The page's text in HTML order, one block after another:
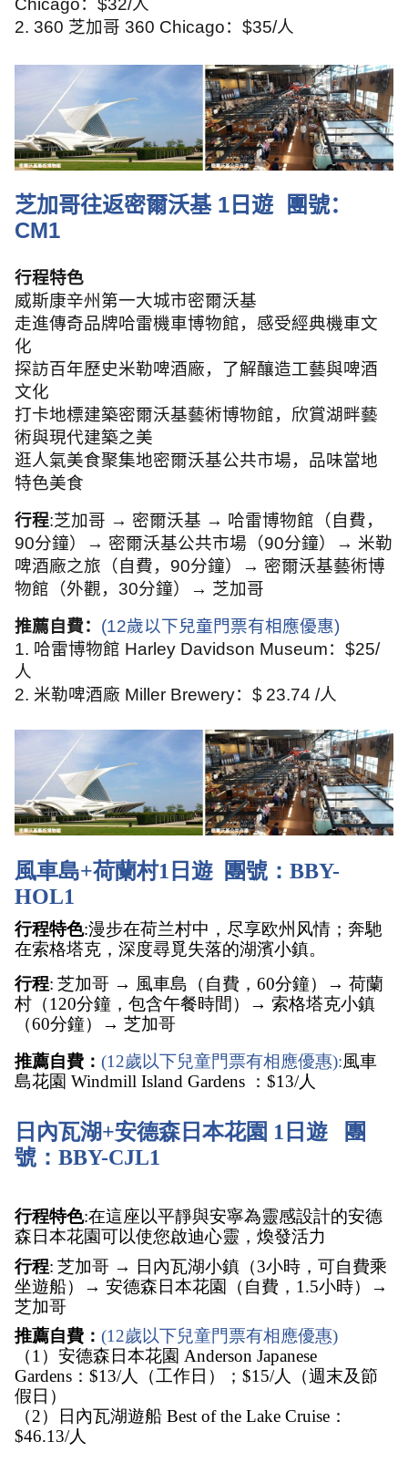
Chicago： $32/人
2. 360 芝加哥 360 Chicago： $35/人
芝加哥往返密爾沃基1 日遊
團號：
CM1
行程特色
威斯康辛州第一大城市密爾沃基
走進傳奇品牌哈雷機車博物館，感受經典機車文
化
探訪百年歷史米勒啤酒廠，了解釀造工藝與啤酒
文化
打卡地標建築密爾沃基藝術博物館，欣賞湖畔藝
術與現代建築之美
逛人氣美食聚集地密爾沃基公共市場，品味當地
特色美食
行程:芝加哥 → 密爾沃基 → 哈雷博物館（自費，
90分鐘）→ 密爾沃基公共市場（90分鐘）→ 米勒
啤酒廠之旅（自費， 90分鐘）→ 密爾沃基藝術博
物館（外觀， 30分鐘）→ 芝加哥
推薦自費： (12歲以下兒童門票有相應優惠)
1. 哈雷博物館 Harley Davidson Museum： $25/
人
2. 米勒啤酒廠 Miller Brewery： $ 23.74 /人
風車島+荷蘭村1日遊  團號：BBY-
HOL1
行程特色:漫步在荷兰村中，尽享欧州风情；奔馳
在索格塔克，深度尋覓失落的湖濱小鎮。
行程: 芝加哥 → 風車島（自費，60分鐘）→ 荷蘭
村（120分鐘，包含午餐時間）→ 索格塔克小鎮
（60分鐘）→ 芝加哥
推薦自費： (12歲以下兒童門票有相應優惠):風車
島花園 Windmill Island Gardens ：$13/人
日內瓦湖+安德森日本花園 1日遊   團
號：BBY-CJL1
行程特色:在這座以平靜與安寧為靈感設計的安德
森日本花園可以使您啟迪心靈，煥發活力
行程: 芝加哥 → 日內瓦湖小鎮（3小時，可自費乘
坐遊船）→ 安德森日本花園（自費，1.5小時）→
芝加哥
推薦自費： (12歲以下兒童門票有相應優惠)
（1）安德森日本花園 Anderson Japanese
Gardens：$13/人（工作日）；$15/人（週末及節
假日）
（2）日內瓦湖遊船 Best of the Lake Cruise：
$46.13/人